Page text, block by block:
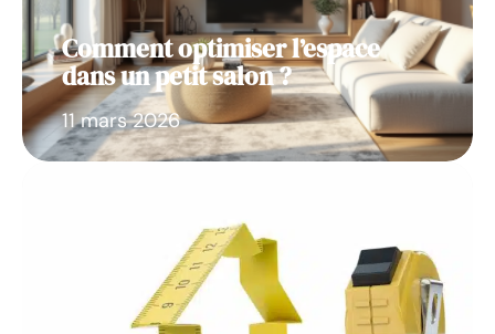
Comment optimiser l’espace
dans un petit salon ?
11 mars 2026